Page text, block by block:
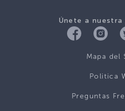
Únete a nuestra
Mapa del
Politica
Preguntas